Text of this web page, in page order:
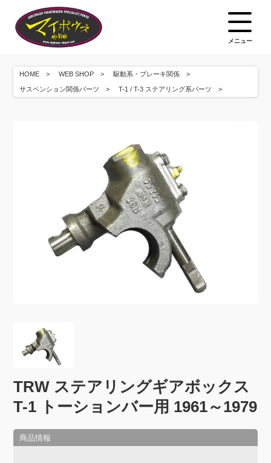
メニュー
HOME WEB SHOP 駆動系・ブレーキ関係
サスペンション関係パーツ T-1 / T-3 ステアリング系パーツ
TRW ステアリングギアボックス
T-1 トーションバー用 1961～1979